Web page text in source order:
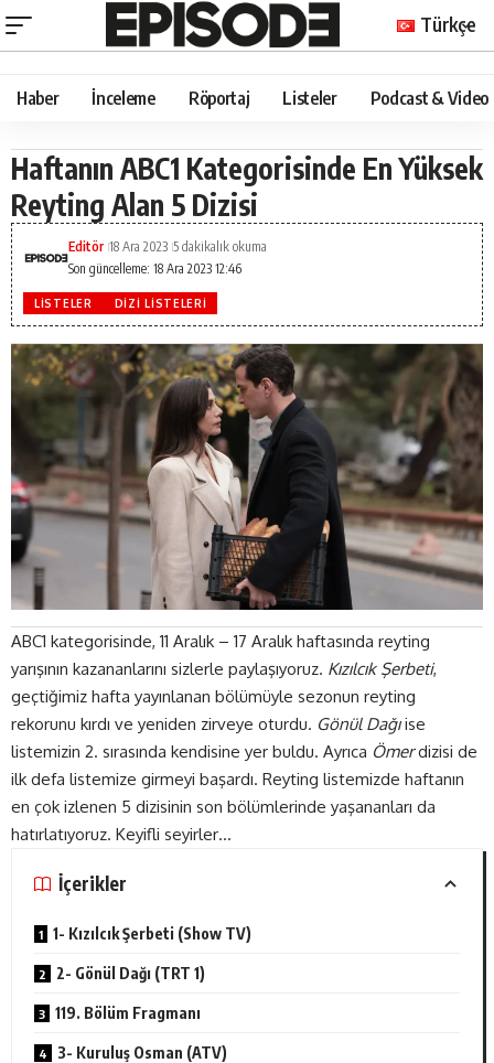
Türkçe
Haber İnceleme Röportaj Listeler Podcast & Video
Haftanın ABC1 Kategorisinde En Yüksek
Reyting Alan 5 Dizisi
Son güncelleme: 18 Ara 2023 12:46
Editör 18 Ara 2023 5 dakikalık okuma
LISTELER DIZI LISTELERI
ABC1 kategorisinde, 11 Aralık – 17 Aralık haftasında reyting
yarışının kazananlarını sizlerle paylaşıyoruz. Kızılcık Şerbeti,
geçtiğimiz hafta yayınlanan bölümüyle sezonun reyting
rekorunu kırdı ve yeniden zirveye oturdu. Gönül Dağıise
listemizin 2. sırasında kendisine yer buldu. Ayrıca Ömerdizisi de
ilk defa listemize girmeyi başardı. Reyting listemizde haftanın
en çok izlenen 5 dizisinin son bölümlerinde yaşananları da
hatırlatıyoruz. Keyifli seyirler…
İçerikler
1- Kızılcık Şerbeti (Show TV)
2- Gönül Dağı (TRT 1)
119. Bölüm Fragmanı
3- Kuruluş Osman (ATV)